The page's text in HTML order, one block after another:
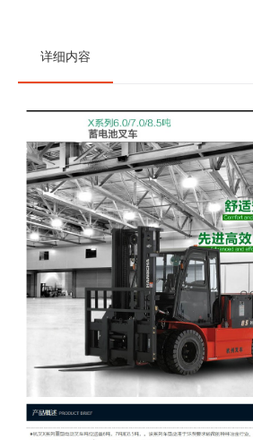
详细内容